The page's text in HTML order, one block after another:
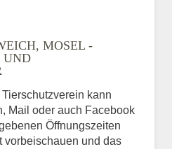
MOSEL -
UND
kann
Mail oder auch Facebook
Öffnungszeiten
vorbeischauen und das